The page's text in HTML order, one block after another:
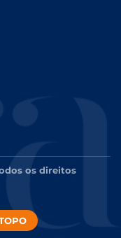
os direitos